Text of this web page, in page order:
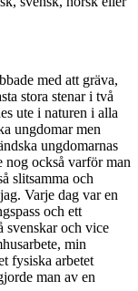
med att gräva,
stora stenar i två
ute i naturen i alla
ungdomar men
ungdomarnas
nog också varför man
slitsamma och
Varje dag var en
och ett
svenskar och vice
min
fysiska arbetet
man av en